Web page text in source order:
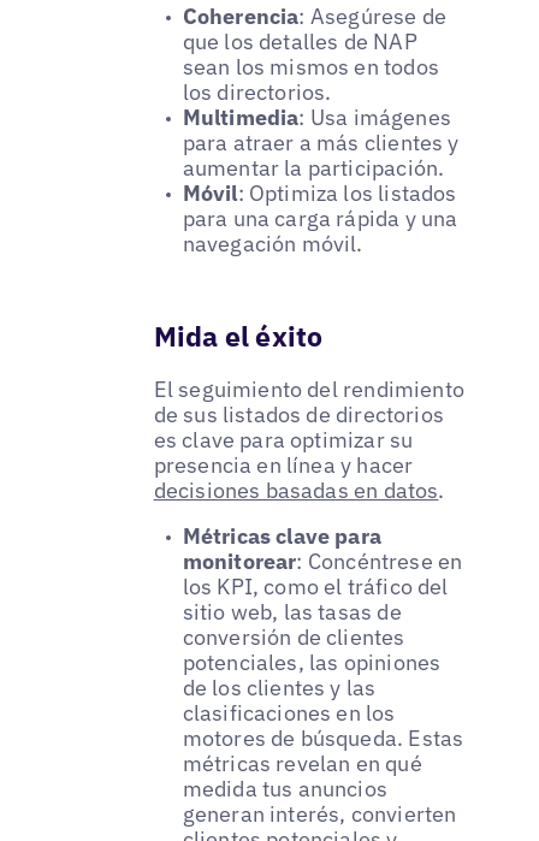
Coherencia: Asegúrese de
que los detalles de NAP
sean los mismos en todos
los directorios.
Multimedia: Usa imágenes
para atraer a más clientes y
aumentar la participación.
Móvil: Optimiza los listados
para una carga rápida y una
navegación móvil.
Mida el éxito
El seguimiento del rendimiento
de sus listados de directorios
es clave para optimizar su
presencia en línea y hacer
decisiones basadas en datos.
Métricas clave para
monitorear: Concéntrese en
los KPI, como el tráfico del
sitio web, las tasas de
conversión de clientes
potenciales, las opiniones
de los clientes y las
clasificaciones en los
motores de búsqueda. Estas
métricas revelan en qué
medida tus anuncios
generan interés, convierten